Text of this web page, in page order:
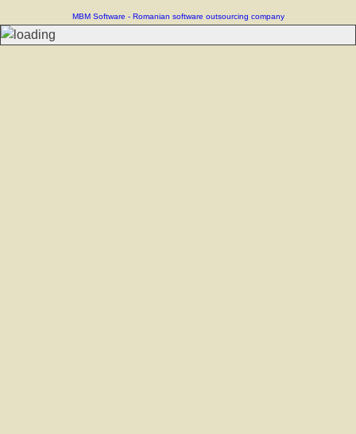
MBM Software - Romanian software outsourcing company